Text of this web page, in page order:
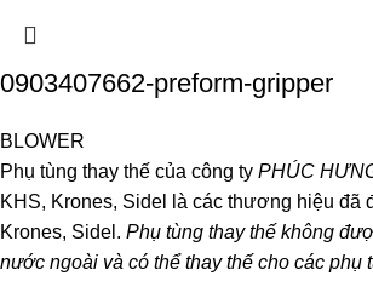
0903407662-preform-gripper
BLOWER
Phụ tùng thay thế của công ty PHÚC
KHS, Krones, Sidel là các thương hiệu
Krones, Sidel. Phụ tùng thay thế không
nước ngoài và có thể thay thế cho các phụ